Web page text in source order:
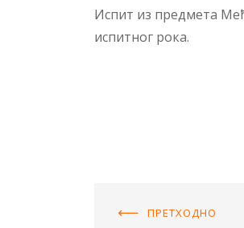
Испит из предмета
испитног рока.
ПРЕТХОДНO